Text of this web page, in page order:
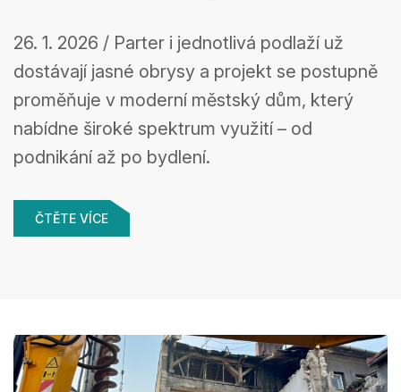
historickém
centru Ostravy
výrazně pokročila
26. 1. 2026 / Parter i jednotlivá podlaží už
dostávají jasné obrysy a projekt se postupně
proměňuje v moderní městský dům, který
nabídne široké spektrum využití – od
podnikání až po bydlení.
ČTĚTE VÍCE